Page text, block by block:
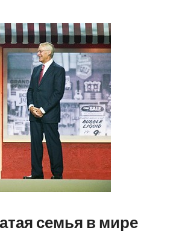
семья в мире